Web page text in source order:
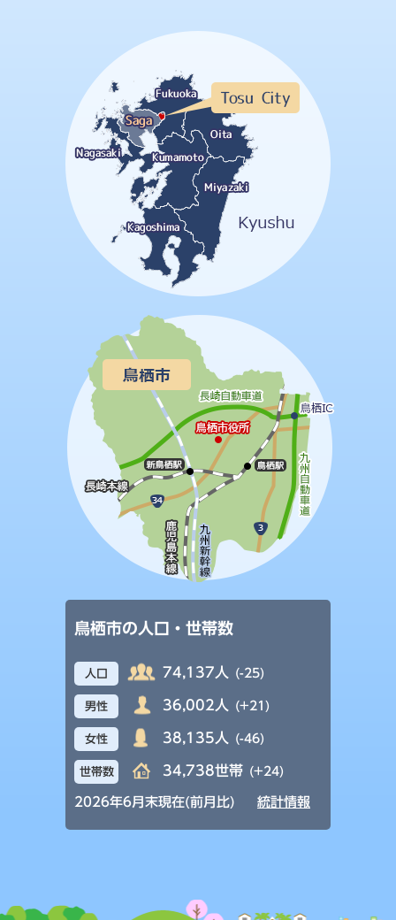
鳥栖市の人口・世帯数
人口 74,137人 (-25)
男性 36,002人 (+21)
女性 38,135人 (-46)
世帯数 34,738世帯 (+24)
2026年6月末現在(前月比) 統計情報